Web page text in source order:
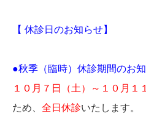
【 休診日のお知らせ】
●秋季（臨時）休診期間のお
１０月７日（土）～１０月１
ため、 全日休診いたします。